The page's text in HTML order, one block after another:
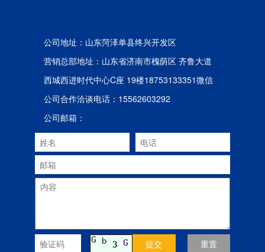
公司地址：山东菏泽单县终兴开发区
营销总部地址：山东省济南市槐荫区 齐鲁大道
西城西进时代中心C座 19楼18753133351微信
公司合作洽谈电话：15562603292
公司邮箱：